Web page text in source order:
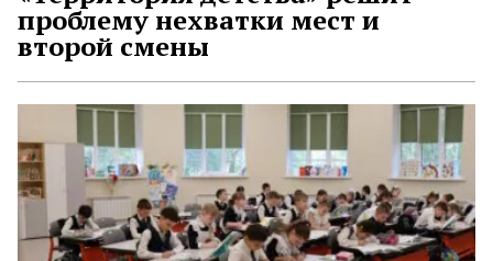
проблему нехватки мест и
второй смены